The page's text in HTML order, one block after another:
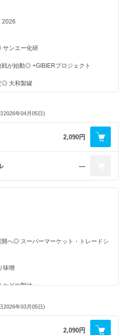
信頼！ ◎筒巳素
／タイガー魔法瓶
原未沙記
イクル課題解決への長い旅ー
見聞録と未来に向けて～
的認識の形成‐Ⅱ ◎ 小林光
関連企業 その業務展開と重要キーワー
リア材料 ◎ 松田修成
浦信之
まれる ◎7月14日は「ゼリーの日」
作品の展示も◎ フェリシモ
いレジ袋を開発◎ 伊藤忠リーテイルリ
「梅酒の日」
忍
・容子
未沙記
イクル課題解決への長い旅ー
田淳一
的認識の形成‐Ⅰ（総説） ◎ 小林光
情勢ワールドワイド
形成を目指す ◎ 森泰正
2026
サンエー化研
が始動◎ +GIBIERプロジェクト
◎ 大和製罐
点”◎ FOOMA JAPAN 2026 開催概要
京計装
ンバ
機◎ 日本TNA
調味料◎ 大塚食品
感 ◎ FOODEX JAPAN 2026
2026年04月05日)
2,090円
―
へ◎ スーパーマーケット・トレードシ
味噌
かどや製油
コメ”◎ ハナマルキ
2026年03月05日)
2,090円